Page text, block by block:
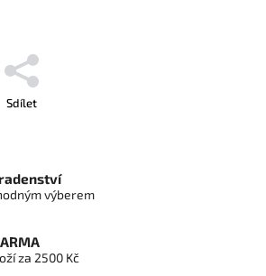
Sdílet
výberem
za 2500 Kč